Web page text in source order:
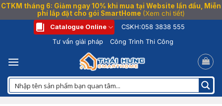
CTKM tháng 6: Giảm ngay 10% khi mua tại Website lần đầu, Miễn
phí lắp đặt cho gói SmartHome (Xem chi tiết)
dung
Catalogue Online CSKH:058 3838 555
Tư vấn giải pháp
Công Trình Thi Công